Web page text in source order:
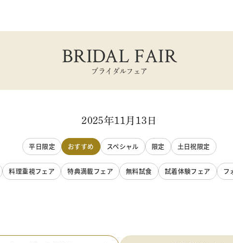
BRIDAL FAIR
ブライダルフェア
2025年11月13日
平日限定 おすすめ スペシャル 限定 土日祝限定
料理重視フェア 特典満載フェア 無料試食 試着体験フェア フ